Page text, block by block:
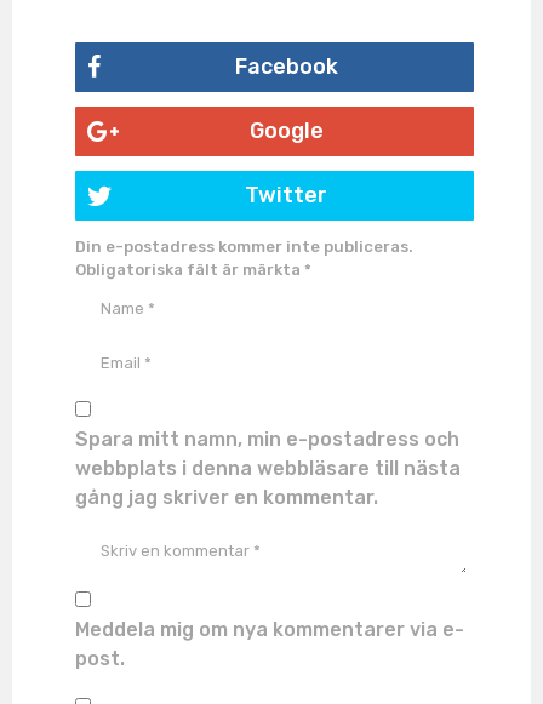
Facebook
Google
Twitter
Din e-postadress kommer inte publiceras.
Obligatoriska fält är märkta *
Spara mitt namn, min e-postadress och
webbplats i denna webbläsare till nästa
gång jag skriver en kommentar.
Meddela mig om nya kommentarer via e-
post.